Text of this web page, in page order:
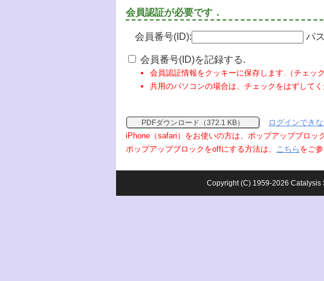
会員認証が必要です．
会員番号(ID): パ
会員番号(ID)を記録する.
会員認証情報をクッキーに保存します.（チェッ
共用のパソコンの場合は、チェックをはずしてく
PDFダウンロード（372.1 KB）
ログインでき
iPhone（safari）をお使いの方は、ポップアップブロッ
ポップアップブロックをoffにする方法は、 こちら をご
Copyright (C) 1959-2026 Catalysis